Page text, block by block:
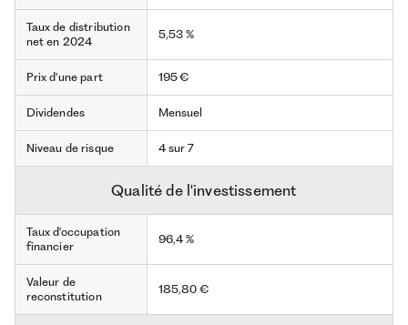
Taux de distribution
net en 2024
5,53 %
Prix d'une part 195 €
Dividendes Mensuel
Niveau de risque 4 sur 7
Qualité de l'investissement
Taux d'occupation
financier
96,4 %
Valeur de
reconstitution
185,80 €